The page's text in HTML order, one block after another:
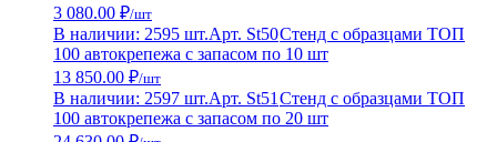
3 080.00 ₽/шт
В наличии: 2595 шт.Арт. St50Стенд с образцами ТОП
100 автокрепежа с запасом по 10 шт
13 850.00 ₽/шт
В наличии: 2597 шт.Арт. St51 Стенд с образцами ТОП
100 автокрепежа с запасом по 20 шт